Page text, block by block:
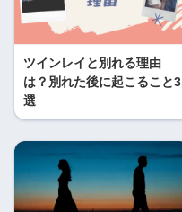
ツインレイと別れる理由
は？別れた後に起こること3
選